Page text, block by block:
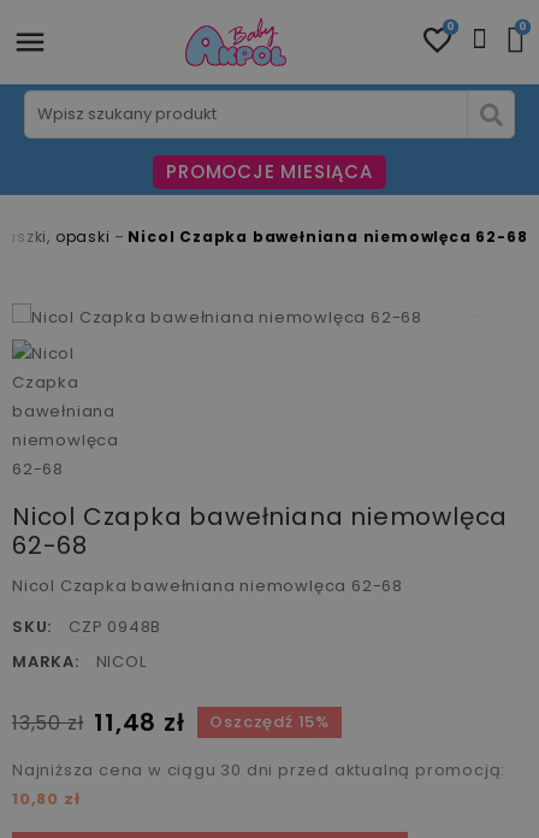
0 0
PROMOCJE MIESIĄCA
opaski Nicol Czapka bawełniana niemowlęca 62-68
Nicol Czapka bawełniana niemowlęca
62-68
Nicol Czapka bawełniana niemowlęca 62-68
SKU:
CZP 0948B
MARKA:
NICOL
13,50 zł 11,48 zł Oszczędź 15%
Najniższa cena w ciągu 30 dni przed aktualną promocją:
10,80 zł